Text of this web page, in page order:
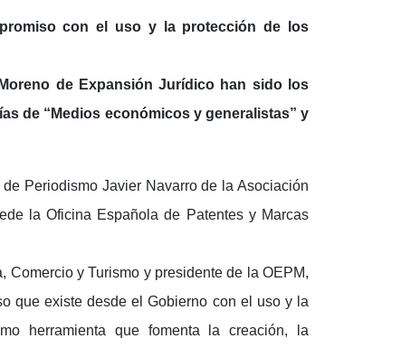
con el uso y la protección de los
de Expansión Jurídico han sido los
de “Medios económicos y generalistas” y
Periodismo Javier Navarro de la Asociación
la Oficina Española de Patentes y Marcas
Comercio y Turismo y presidente de la OEPM,
que existe desde el Gobierno con el uso y la
herramienta que fomenta la creación, la